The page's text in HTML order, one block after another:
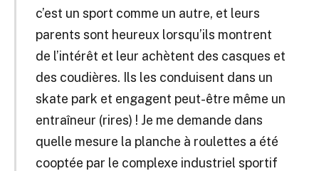
c’est un sport comme un autre, et leurs
parents sont heureux lorsqu’ils montrent
de l’intérêt et leur achètent des casques et
des coudières. Ils les conduisent dans un
skate park et engagent peut-être même un
entraîneur (rires) ! Je me demande dans
quelle mesure la planche à roulettes a été
cooptée par le complexe industriel sportif